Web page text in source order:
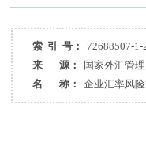
索 引 号：
72688507-1-
来 源：
国家外汇管
名 称：
企业汇率风